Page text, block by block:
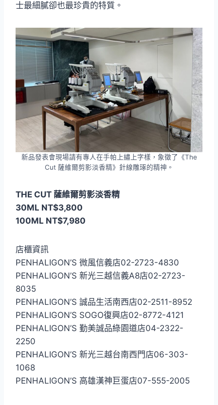
士最細膩卻也最珍貴的特質。
新品發表會現場請有專人在手帕上繡上字樣，象徵了《The
Cut 薩維爾剪影淡香精》針線雕琢的精神。
THE CUT 薩維爾剪影淡香精
30ML NT$3,800
100ML NT$7,980
店櫃資訊
PENHALIGON’S 微風信義店02-2723-4830
PENHALIGON’S 新光三越信義A8店02-2723-
8035
PENHALIGON’S 誠品生活南西店02-2511-8952
PENHALIGON’S SOGO復興店02-8772-4121
PENHALIGON’S 勤美誠品綠園道店04-2322-
2250
PENHALIGON’S 新光三越台南西門店06-303-
1068
PENHALIGON’S 高雄漢神巨蛋店07-555-2005